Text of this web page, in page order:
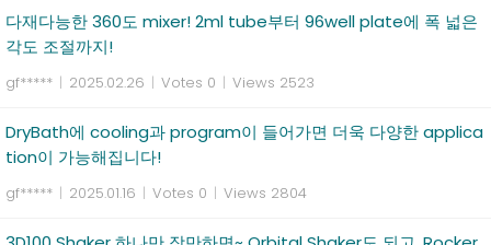
다재다능한 360도 mixer! 2ml tube부터 96well plate에 폭 넓은
각도 조절까지!
gf***** | 2025.02.26 | Votes 0 | Views 2523
DryBath에 cooling과 program이 들어가면 더욱 다양한 applica
tion이 가능해집니다!
gf***** | 2025.01.16 | Votes 0 | Views 2804